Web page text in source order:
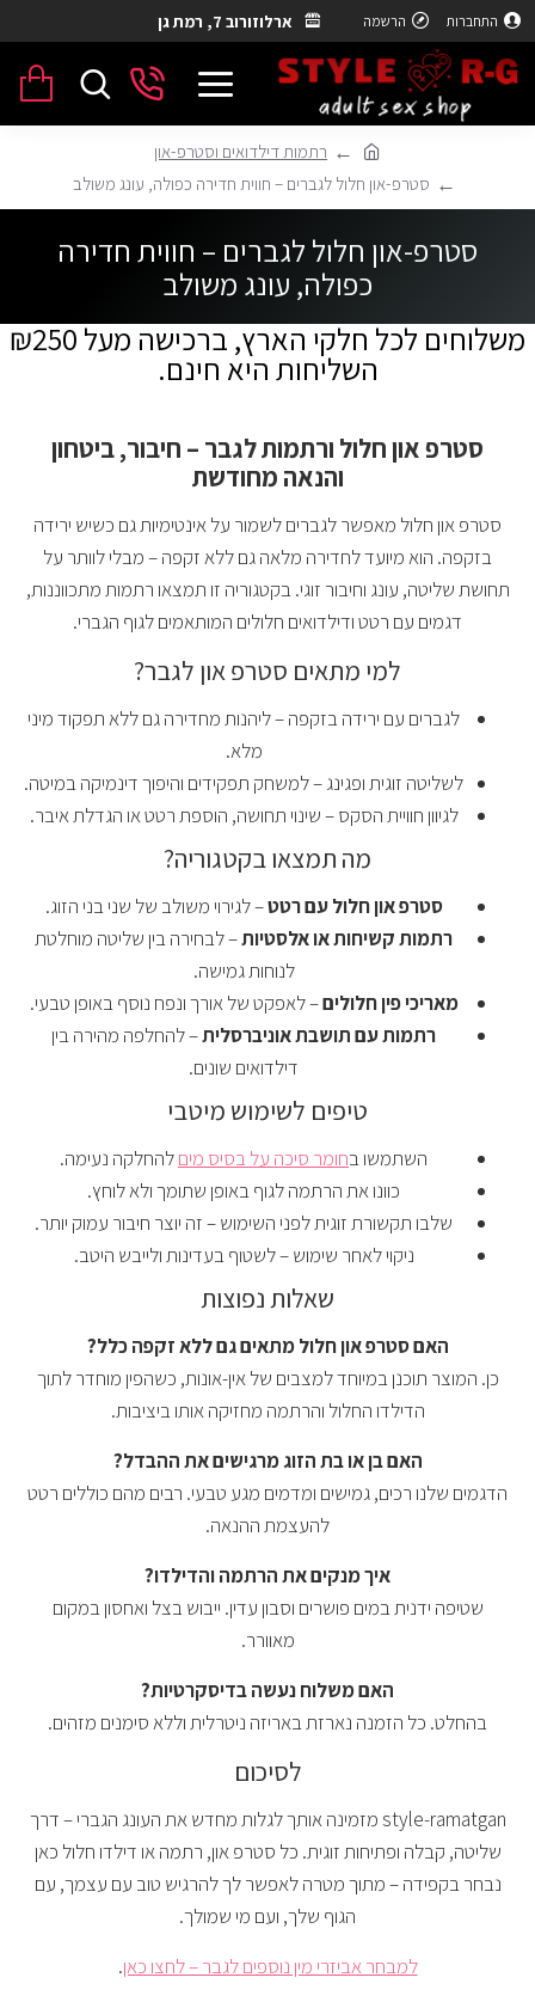
התחברות הרשמה ארלוזורוב 7, רמת גן
רתמות דילדואים וסטרפ-און
סטרפ-און חלול לגברים – חווית חדירה כפולה, עונג משולב
סטרפ-און חלול לגברים – חווית חדירה
כפולה, עונג משולב
משלוחים לכל חלקי הארץ, ברכישה מעל ₪250
השליחות היא חינם.
סטרפ און חלול ורתמות לגבר – חיבור, ביטחון
והנאה מחודשת
סטרפ און חלול מאפשר לגברים לשמור על אינטימיות גם כשיש ירידה
בזקפה. הוא מיועד לחדירה מלאה גם ללא זקפה – מבלי לוותר על
תחושת שליטה, עונג וחיבור זוגי. בקטגוריה זו תמצאו רתמות מתכווננות,
דגמים עם רטט ודילדואים חלולים המותאמים לגוף הגברי.
למי מתאים סטרפ און לגבר?
לגברים עם ירידה בזקפה – ליהנות מחדירה גם ללא תפקוד מיני
מלא.
לשליטה זוגית ופגינג – למשחק תפקידים והיפוך דינמיקה במיטה.
לגיוון חוויית הסקס – שינוי תחושה, הוספת רטט או הגדלת איבר.
מה תמצאו בקטגוריה?
סטרפ און חלול עם רטט– לגירוי משולב של שני בני הזוג.
רתמות קשיחות או אלסטיות– לבחירה בין שליטה מוחלטת
לנוחות גמישה.
מאריכי פין חלולים– לאפקט של אורך ונפח נוסף באופן טבעי.
רתמות עם תושבת אוניברסלית– להחלפה מהירה בין
דילדואים שונים.
טיפים לשימוש מיטבי
השתמשו בחומר סיכה על בסיס מיםלהחלקה נעימה.
כוונו את הרתמה לגוף באופן שתומך ולא לוחץ.
שלבו תקשורת זוגית לפני השימוש – זה יוצר חיבור עמוק יותר.
ניקוי לאחר שימוש – לשטוף בעדינות ולייבש היטב.
שאלות נפוצות
האם סטרפ און חלול מתאים גם ללא זקפה כלל?
כן. המוצר תוכנן במיוחד למצבים של אין-אונות, כשהפין מוחדר לתוך
הדילדו החלול והרתמה מחזיקה אותו ביציבות.
האם בן או בת הזוג מרגישים את ההבדל?
הדגמים שלנו רכים, גמישים ומדמים מגע טבעי. רבים מהם כוללים רטט
להעצמת ההנאה.
איך מנקים את הרתמה והדילדו?
שטיפה ידנית במים פושרים וסבון עדין. ייבוש בצל ואחסון במקום
מאוורר.
האם משלוח נעשה בדיסקרטיות?
בהחלט. כל הזמנה נארזת באריזה ניטרלית וללא סימנים מזהים.
לסיכום
style-ramatgan מזמינה אותך לגלות מחדש את העונג הגברי – דרך
שליטה, קבלה ופתיחות זוגית. כל סטרפ און, רתמה או דילדו חלול כאן
נבחר בקפידה – מתוך מטרה לאפשר לך להרגיש טוב עם עצמך, עם
הגוף שלך, ועם מי שמולך.
למבחר אביזרי מין נוספים לגבר – לחצו כאן.